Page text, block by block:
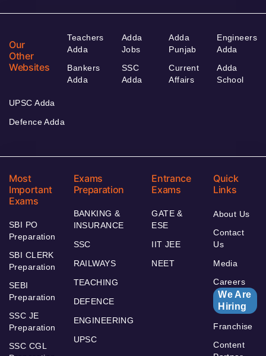
Our
Other
Websites
Teachers
Adda
Bankers
Adda
Adda
Jobs
SSC
Adda
Adda
Punjab
Current
Affairs
Engineers
Adda
Adda
School
UPSC Adda
Defence Adda
Most
Important
Exams
SBI PO
Preparation
SBI CLERK
Preparation
SEBI
Preparation
SSC JE
Preparation
SSC CGL
Exams
Preparation
BANKING &
INSURANCE
SSC
RAILWAYS
TEACHING
DEFENCE
ENGINEERING
UPSC
Entrance
Exams
GATE &
ESE
IIT JEE
NEET
Quick
Links
About Us
Contact
Us
Media
Careers
We Are
Hiring
Franchise
Content